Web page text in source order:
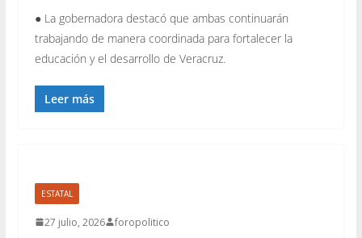
● La gobernadora destacó que ambas continuarán
trabajando de manera coordinada para fortalecer la
educación y el desarrollo de Veracruz.
Leer más
ESTATAL
27 julio, 2026 foropolitico